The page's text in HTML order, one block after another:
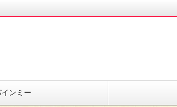
インミー